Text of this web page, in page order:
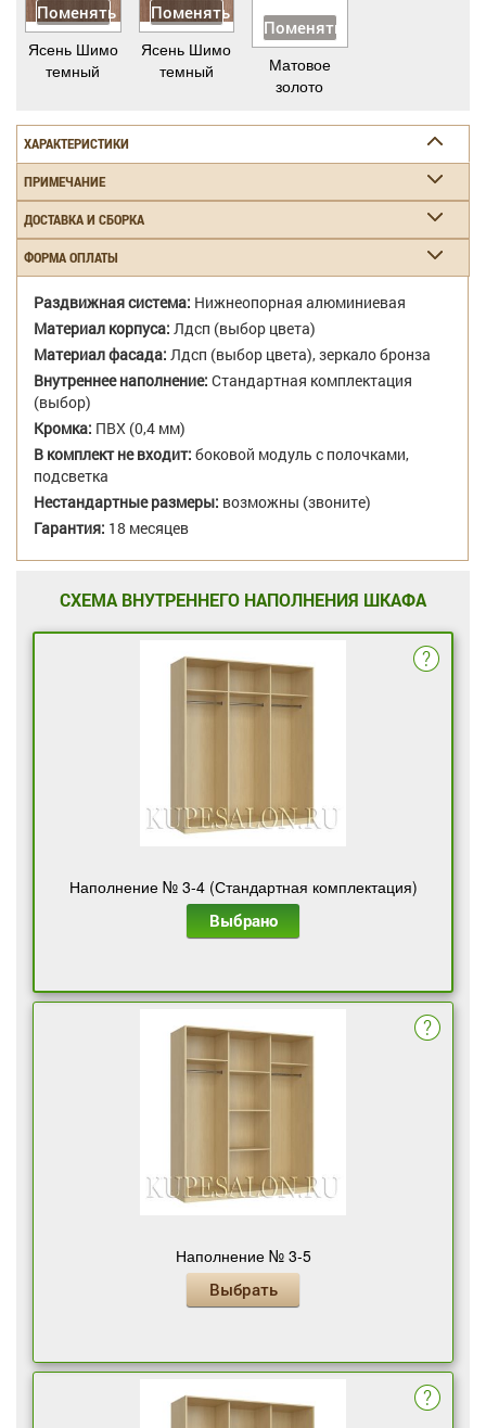
Поменять
Ясень Шимо
темный
Поменять
Ясень Шимо
темный
Поменять
Матовое
золото
ХАРАКТЕРИСТИКИ
ПРИМЕЧАНИЕ
ДОСТАВКА И СБОРКА
ФОРМА ОПЛАТЫ
Раздвижная система: Нижнеопорная алюминиевая
Материал корпуса: Лдсп (выбор цвета)
Материал фасада: Лдсп (выбор цвета), зеркало бронза
Внутреннее наполнение: Стандартная комплектация
(выбор)
Кромка: ПВХ (0,4 мм)
В комплект не входит: боковой модуль с полочками,
подсветка
Нестандартные размеры: возможны (звоните)
Гарантия: 18 месяцев
СХЕМА ВНУТРЕННЕГО НАПОЛНЕНИЯ ШКАФА
Наполнение № 3-4 (Стандартная комплектация)
Выбрано
Наполнение № 3-5
Выбрать